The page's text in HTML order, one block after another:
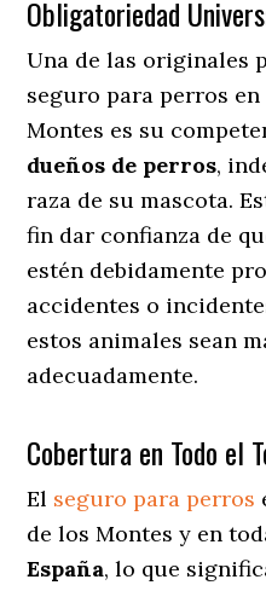
Obligatoriedad
Una de las originales
seguro para perros en
Montes es su
dueños de perros,
raza de su mascota.
fin dar confianza de
estén debidamente
accidentes o
estos animales sean
adecuadamente.
Cobertura en Todo el
El seguro para perros
de los Montes y en
España, lo que